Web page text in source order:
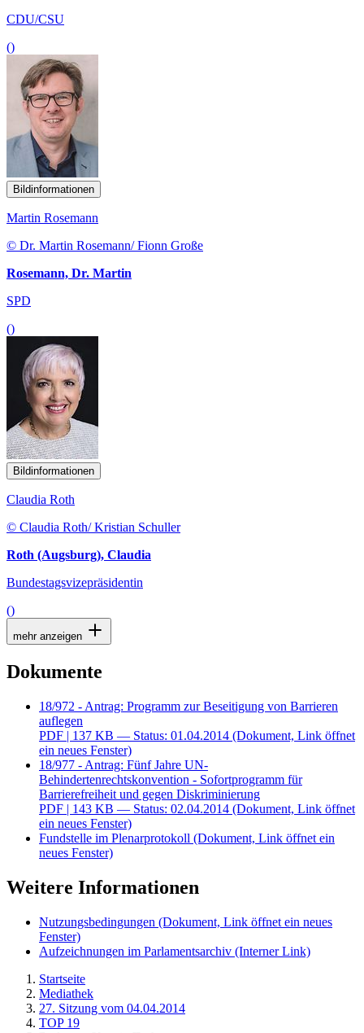
CDU/CSU
()
Bildinformationen
Martin Rosemann
© Dr. Martin Rosemann/ Fionn Große
Rosemann, Dr. Martin
SPD
()
Bildinformationen
Claudia Roth
© Claudia Roth/ Kristian Schuller
Roth (Augsburg), Claudia
Bundestagsvizepräsidentin
()
mehr anzeigen
Dokumente
18/972 - Antrag: Programm zur Beseitigung von Barrieren
auflegen
PDF | 137 KB — Status: 01.04.2014 (Dokument, Link öffnet
ein neues Fenster)
18/977 - Antrag: Fünf Jahre UN-
Behindertenrechtskonvention - Sofortprogramm für
Barrierefreiheit und gegen Diskriminierung
PDF | 143 KB — Status: 02.04.2014 (Dokument, Link öffnet
ein neues Fenster)
Fundstelle im Plenarprotokoll (Dokument, Link öffnet ein
neues Fenster)
Weitere Informationen
Nutzungsbedingungen (Dokument, Link öffnet ein neues
Fenster)
Aufzeichnungen im Parlamentsarchiv (Interner Link)
Startseite
Mediathek
27. Sitzung vom 04.04.2014
TOP 19